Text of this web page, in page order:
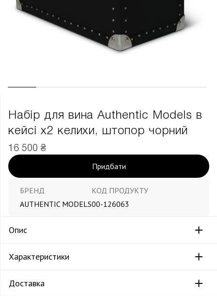
Набір для вина Authentic Models в
кейсі х2 келихи, штопор чорний
16 500 ₴
Придбати
БРЕНД
AUTHENTIC MODELS
КОД ПРОДУКТУ
00-126063
Опис
Характеристики
Доставка